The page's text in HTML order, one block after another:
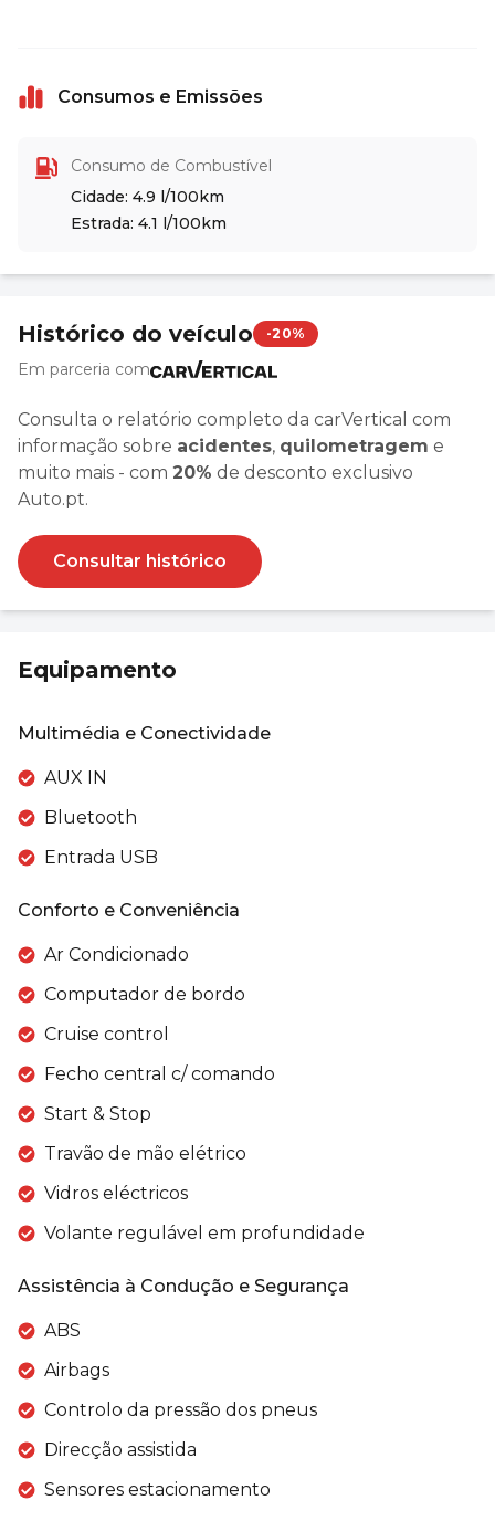
Consumos e Emissões
Consumo de Combustível
Cidade: 4.9 l/100km
Estrada: 4.1 l/100km
Histórico do veículo -20%
Em parceria com
Consulta o relatório completo da carVertical com
informação sobre acidentes, quilometragem e
muito mais - com 20% de desconto exclusivo
Auto.pt.
Consultar histórico
Equipamento
Multimédia e Conectividade
AUX IN
Bluetooth
Entrada USB
Conforto e Conveniência
Ar Condicionado
Computador de bordo
Cruise control
Fecho central c/ comando
Start & Stop
Travão de mão elétrico
Vidros eléctricos
Volante regulável em profundidade
Assistência à Condução e Segurança
ABS
Airbags
Controlo da pressão dos pneus
Direcção assistida
Sensores estacionamento